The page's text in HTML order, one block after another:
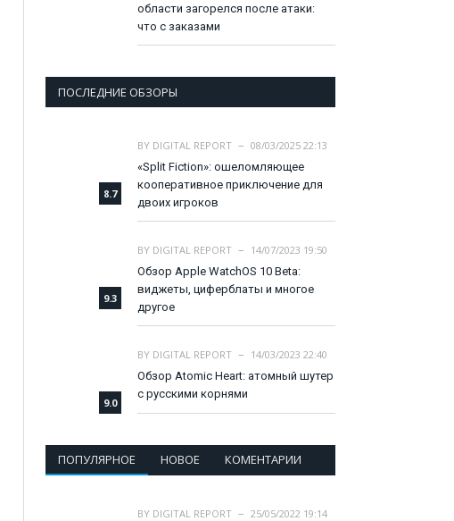
области загорелся после атаки:
что с заказами
ПОСЛЕДНИЕ ОБЗОРЫ
8.7
BY DIGITAL REPORT
08/03/2025 22:13
«Split Fiction»: ошеломляющее
кооперативное приключение для
двоих игроков
9.3
BY DIGITAL REPORT
14/07/2023 19:50
Обзор Apple WatchOS 10 Beta:
виджеты, циферблаты и многое
другое
9.0
BY DIGITAL REPORT
14/03/2023 22:40
Обзор Atomic Heart: атомный шутер
с русскими корнями
ПОПУЛЯРНОЕ НОВОЕ КОМЕНТАРИИ
BY DIGITAL REPORT
25/05/2022 19:14